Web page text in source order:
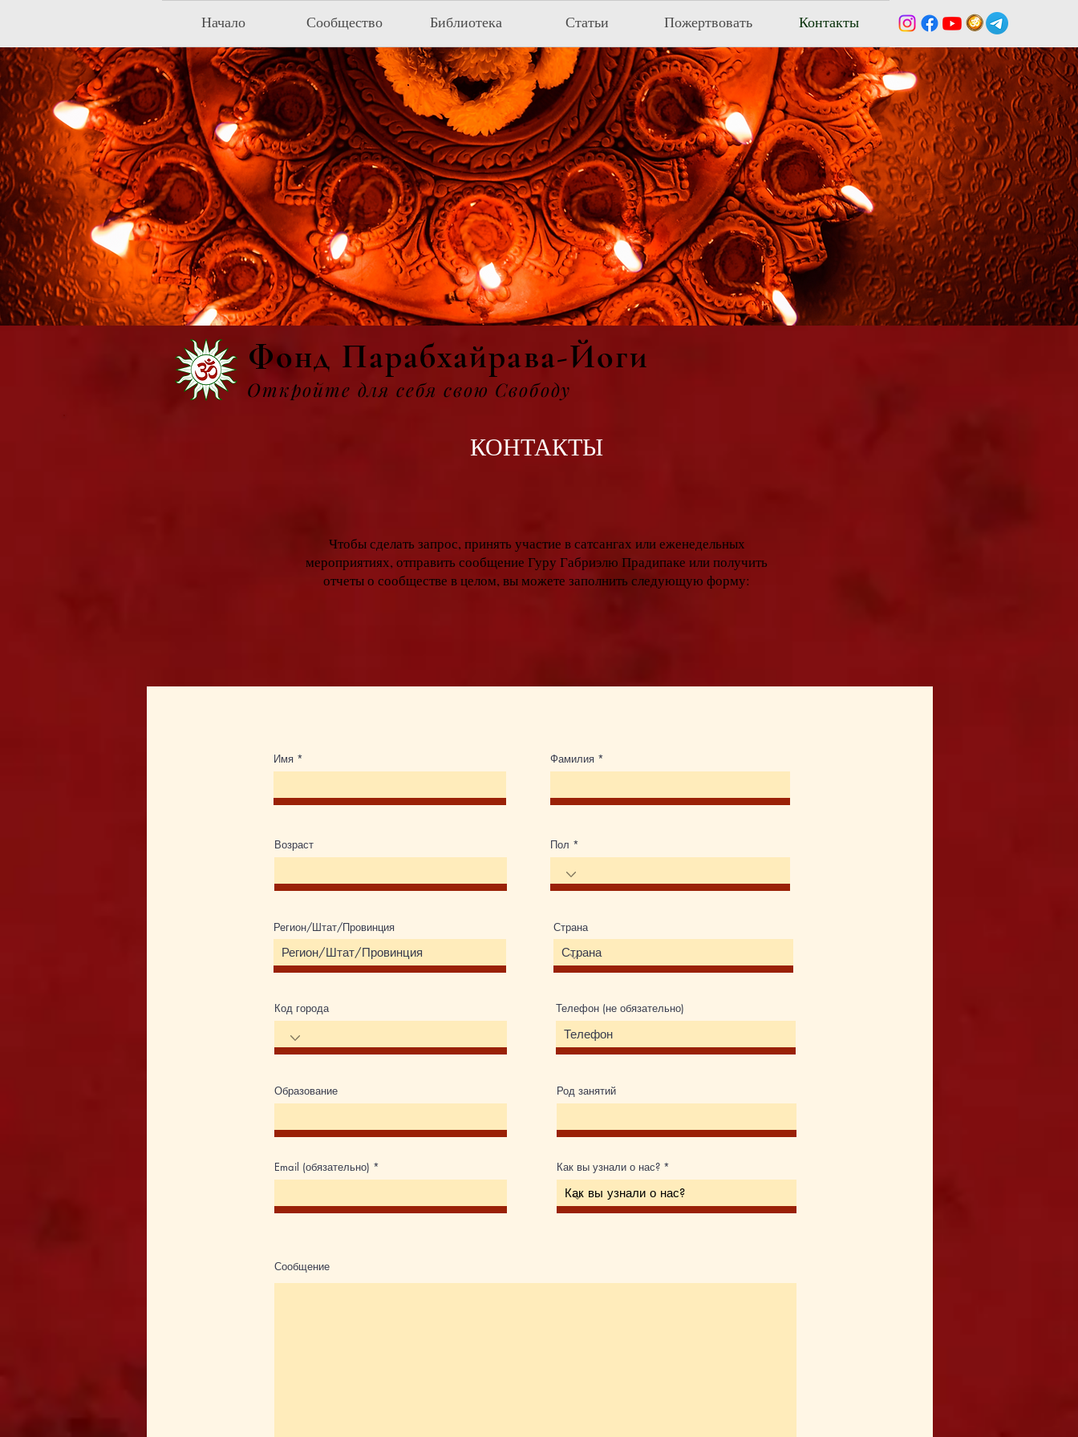
Начало Сообщество Библиотека Статьи Пожертвовать Контакты
Фонд Парабхайрава-Йоги
Откройте для себя свою Свободу
КОНТАКТЫ
Чтобы сделать запрос, принять участие всатсангах или еженедельных
мероприятиях, отправить сообщение Гуру Габриэлю Прадипаке илиполучить
отчеты о сообществе в целом, вы можете заполнить следующую форму:
Имя
Возраст
Фамилия
Пол
Регион/Штат/Провинция Страна
Код города Телефон (не обязательно)
Образование
Email (обязательно)
Род занятий
Как вы узнали о нас?
Сообщение